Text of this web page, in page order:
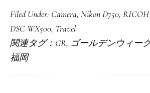
Filed Under: Camera, Nikon D750, RICOH
DSC WX500, Travel
関連タグ： GR, ゴールデンウィー
福岡